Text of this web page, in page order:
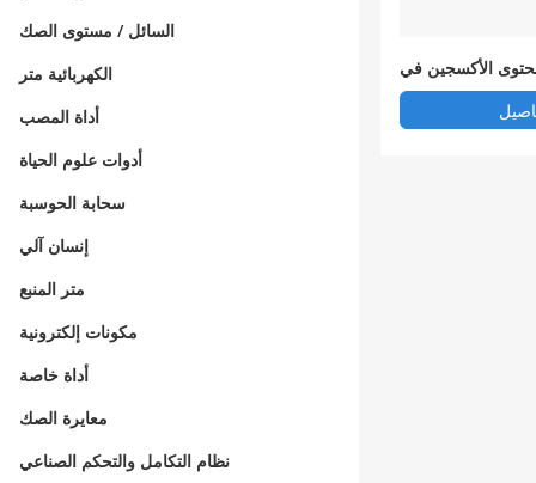
السائل / مستوى الصك
الكهربائية متر
أداة المصب
أدوات علوم الحياة
سحابة الحوسبة
إنسان آلي
متر المنبع
مكونات إلكترونية
أداة خاصة
معايرة الصك
نظام التكامل والتحكم الصناعي
الأكسجين في
محطة توليد الكهرباء